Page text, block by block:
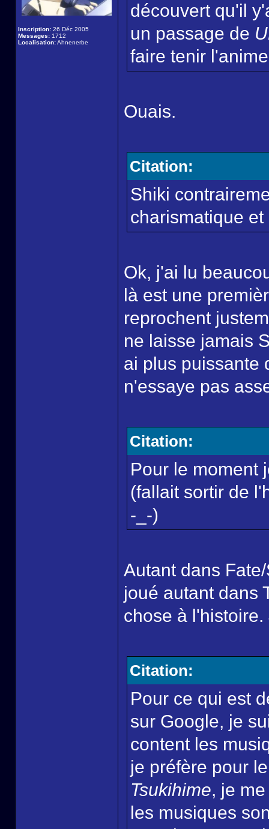
Inscription: 26 Déc 2005
Messages: 1712
Localisation:Ahnenerbe
découvert qu'il
un passage de
faire tenir
Ouais.
Citation:
Shiki
charismatique et
Ok, j'ai lu
là est une
reprochent
ne laisse jamais
ai plus puissante
n'essaye pas
Citation:
Pour le moment
(fallait sortir de
-_-)
Autant dans
joué autant dans
chose à
Citation:
Pour ce qui est
sur Google, je
content les
je préfère pour
Tsukihime, je
les musiques